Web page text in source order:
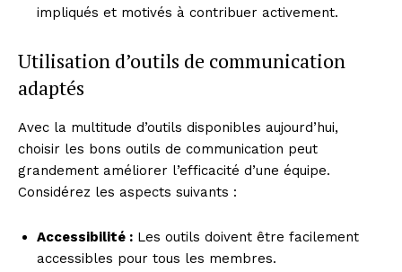
impliqués et motivés à contribuer activement.
Utilisation d’outils de communication
adaptés
Avec la multitude d’outils disponibles aujourd’hui,
choisir les bons outils de communication peut
grandement améliorer l’efficacité d’une équipe.
Considérez les aspects suivants :
Accessibilité : Les outils doivent être facilement
accessibles pour tous les membres.